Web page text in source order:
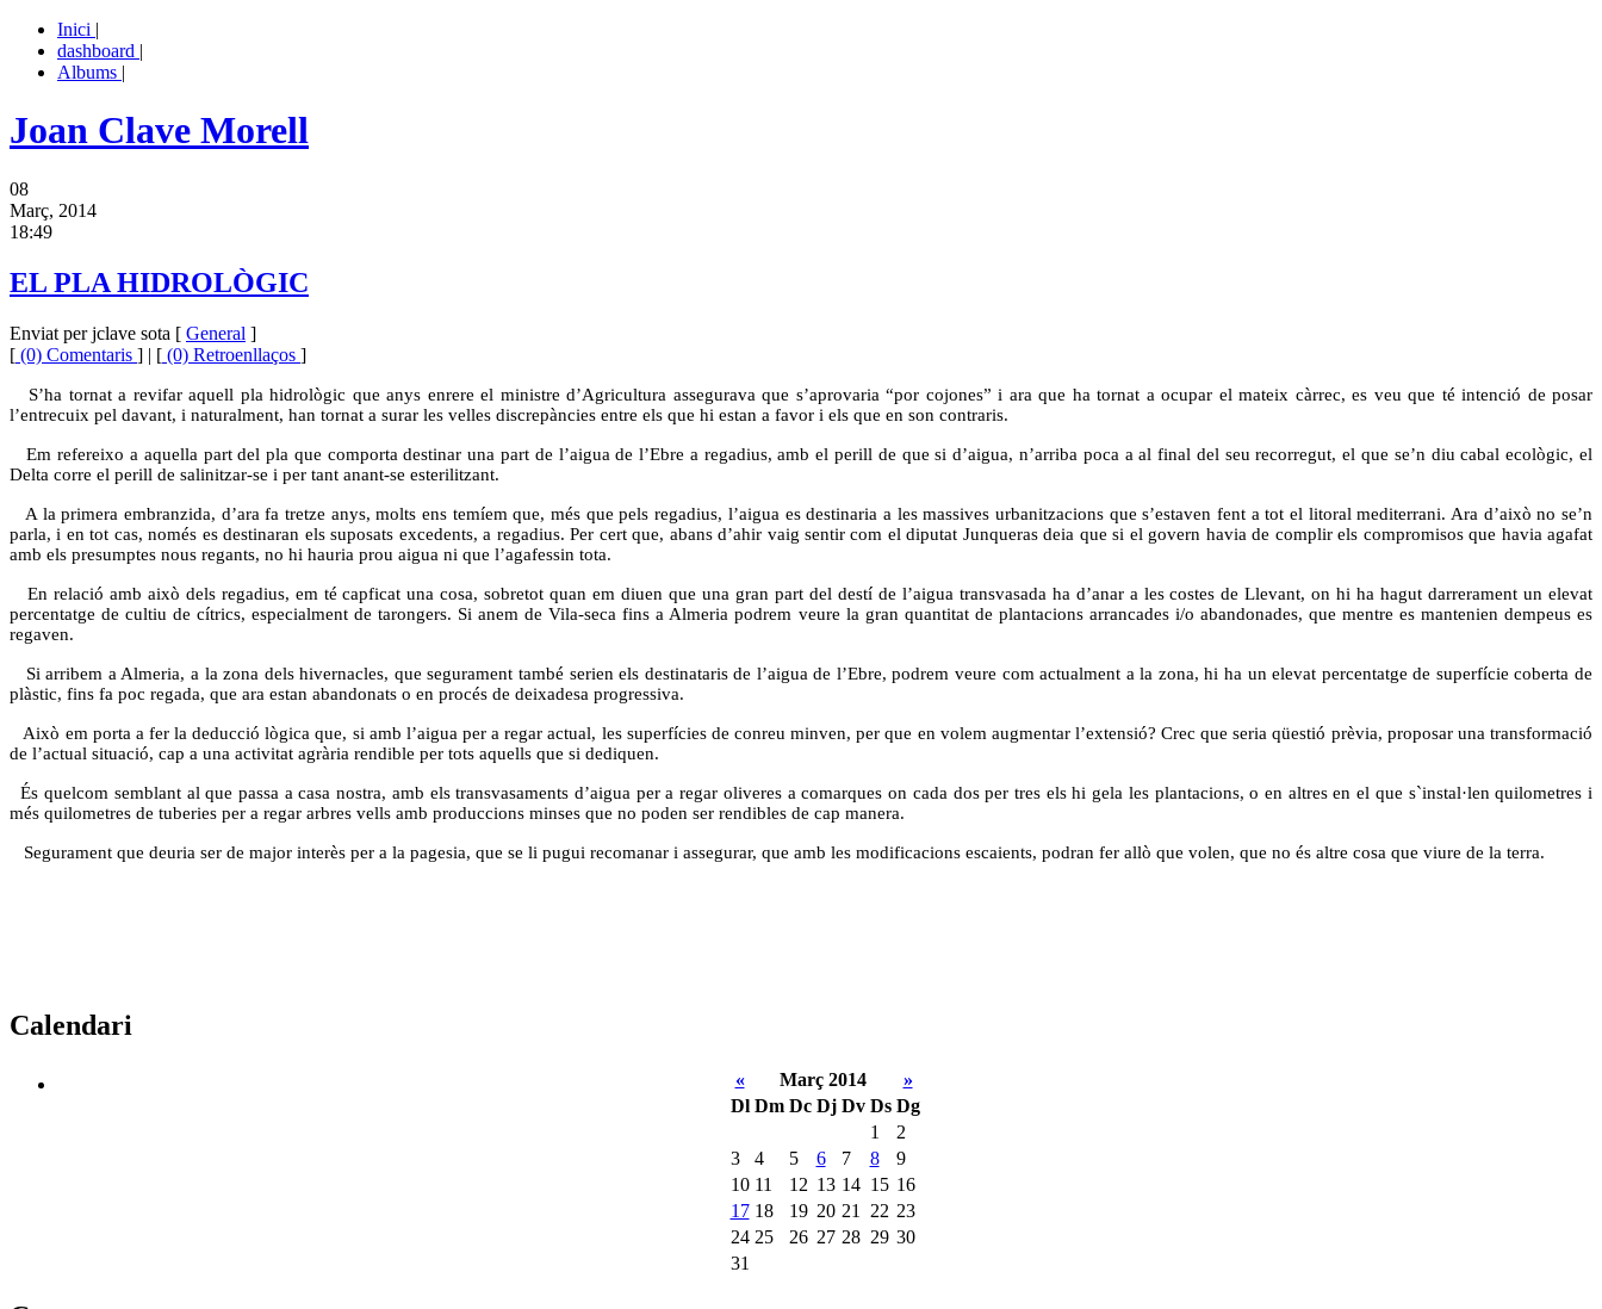
Inici |
dashboard |
Albums |
Joan Clave Morell
08
Març, 2014
18:49
EL PLA HIDROLÒGIC
Enviat per jclave sota [ General ]
[ (0) Comentaris ] | [ (0) Retroenllaços ]
S’ha tornat a revifar aquell pla hidrològic que anys enrere el ministre d’Agricultura assegurava que s’aprovaria “por cojones” i ara que ha tornat a ocupar el mateix càrrec, es veu que té intenció de posar
l’entrecuix pel davant, i naturalment, han tornat a surar les velles discrepàncies entre els que hi estan a favor i els que en son contraris.
Em refereixo a aquella part del pla que comporta destinar una part de l’aigua de l’Ebre a regadius, amb el perill de que si d’aigua, n’arriba poca a al final del seu recorregut, el que se’n diu cabal ecològic, el
Delta corre el perill de salinitzar-se i per tant anant-se esterilitzant.
A la primera embranzida, d’ara fa tretze anys, molts ens temíem que, més que pels regadius, l’aigua es destinaria a les massives urbanitzacions que s’estaven fent a tot el litoral mediterrani. Ara d’això no se’n
parla, i en tot cas, només es destinaran els suposats excedents, a regadius. Per cert que, abans d’ahir vaig sentir com el diputat Junqueras deia que si el govern havia de complir els compromisos que havia agafat
amb els presumptes nous regants, no hi hauria prou aigua ni que l’agafessin tota.
En relació amb això dels regadius, em té capficat una cosa, sobretot quan em diuen que una gran part del destí de l’aigua transvasada ha d’anar a les costes de Llevant, on hi ha hagut darrerament un elevat
percentatge de cultiu de cítrics, especialment de tarongers. Si anem de Vila-seca fins a Almeria podrem veure la gran quantitat de plantacions arrancades i/o abandonades, que mentre es mantenien dempeus es
regaven.
Si arribem a Almeria, a la zona dels hivernacles, que segurament també serien els destinataris de l’aigua de l’Ebre, podrem veure com actualment a la zona, hi ha un elevat percentatge de superfície coberta de
plàstic, fins fa poc regada, que ara estan abandonats o en procés de deixadesa progressiva.
Això em porta a fer la deducció lògica que, si amb l’aigua per a regar actual, les superfícies de conreu minven, per que en volem augmentar l’extensió? Crec que seria qüestió prèvia, proposar una transformació
de l’actual situació, cap a una activitat agrària rendible per tots aquells que si dediquen.
És quelcom semblant al que passa a casa nostra, amb els transvasaments d’aigua per a regar oliveres a comarques on cada dos per tres els hi gela les plantacions, o en altres en el que s`instal·len quilometres i
més quilometres de tuberies per a regar arbres vells amb produccions minses que no poden ser rendibles de cap manera.
Segurament que deuria ser de major interès per a la pagesia, que se li pugui recomanar i assegurar, que amb les modificacions escaients, podran fer allò que volen, que no és altre cosa que viure de la terra.
Calendari
« Març 2014
»
Dl Dm Dc Dj Dv Ds Dg
1
2
3
4 5 6 7 8
9
10 11 12 13 14 15 16
17 18 19 20 21 22 23
24 25 26 27 28 29 30
31